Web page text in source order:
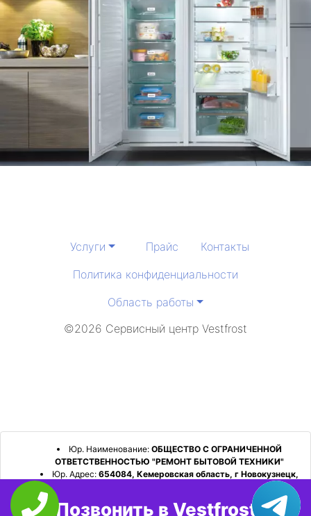
Услуги Прайс
Контакты
Политика конфиденциальности
Область работы
©2026 Сервисный центр Vestfrost
Юр. Наименование: ОБЩЕСТВО С ОГРАНИЧЕННОЙ
ОТВЕТСТВЕННОСТЬЮ "РЕМОНТ БЫТОВОЙ ТЕХНИКИ"
Юр. Адрес: 654084, Кемеровская область, г Новокузнецк,
р-н Орджоникидзевский, пр-кт Шахтеров, д. 31, кв. 2
ИНН:4253052180 ОГРН:1224200006128
Позвонить в Vestfrost